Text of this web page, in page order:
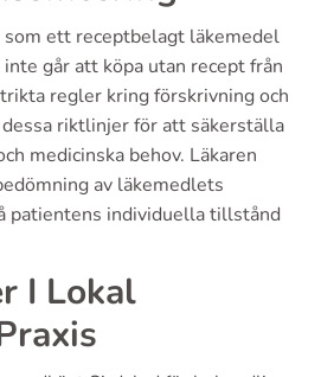
som ett receptbelagt läkemedel
går att köpa utan recept från
regler kring förskrivning och
riktlinjer för att säkerställa
medicinska behov. Läkaren
av läkemedlets
patientens individuella tillstånd
I Lokal